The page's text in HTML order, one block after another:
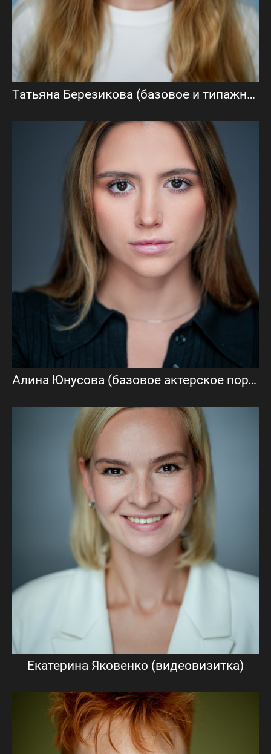
Татьяна Березикова (базовое и типажное актёрское портфолио)
Алина Юнусова (базовое актерское портфолио)
Екатерина Яковенко (видеовизитка)